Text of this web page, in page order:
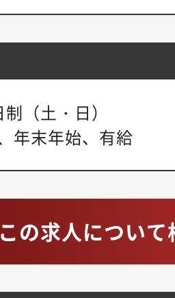
（土・日）
年末年始、有給
この求人につい